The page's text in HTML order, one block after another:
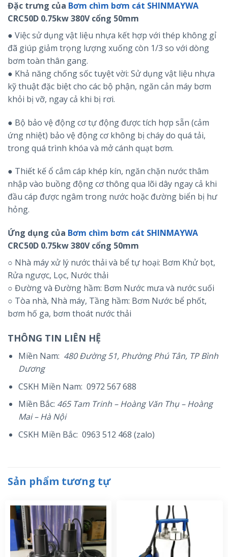
Đặc trưng của Bơm chìm bơm cát SHINMAYWA
CRC50D 0.75kw 380V cổng 50mm
● Việc sử dụng vật liệu nhựa kết hợp với thép không gỉ
đã giúp giảm trọng lượng xuống còn 1/3 so với dòng
bơm toàn thân gang.
● Khả năng chống sốc tuyệt vời: Sử dụng vật liệu nhựa
kỹ thuật đặc biệt cho các bộ phận, ngăn cản máy bơm
khỏi bị vỡ, ngay cả khi bị rơi.
● Bộ bảo vệ động cơ tự động được tích hợp sẵn (cảm
ứng nhiệt) bảo vệ động cơ không bị cháy do quá tải,
trong quá trình khóa và mở cánh quạt bơm.
● Thiết kế ổ cắm cáp khép kín, ngăn chặn nước thâm
nhập vào buồng động cơ thông qua lõi dây ngay cả khi
đầu cáp được ngâm trong nước hoặc đường biển bị hư
hỏng.
Ứng dụng của Bơm chìm bơm cát SHINMAYWA
CRC50D 0.75kw 380V cổng 50mm
○ Nhà máy xử lý nước thải và bể tự hoại: Bơm Khử bọt,
Rửa ngược, Lọc, Nước thải
○ Đường và Đường hầm: Bơm Nước mưa và nước suối
○ Tòa nhà, Nhà máy, Tầng hầm: Bơm Nước bể phốt,
bơm hố ga, bơm thoát nước thải
THÔNG TIN LIÊN HỆ
Miền Nam: 480 Đường 51, Phường Phú Tân, TP Bình
Dương
CSKH Miền Nam: 0972 567 688
Miền Bắc: 465 Tam Trinh – Hoàng Văn Thụ – Hoàng
Mai – Hà Nội
CSKH Miền Bắc: 0963 512 468 (zalo)
Sản phẩm tương tự